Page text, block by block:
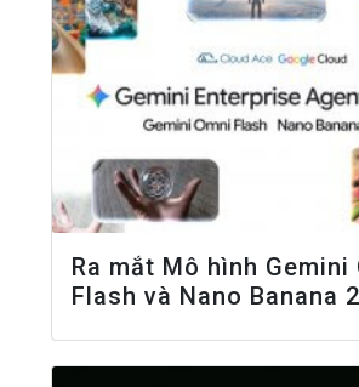
Ra mắt Mô hình Gemini
Flash và Nano Banana